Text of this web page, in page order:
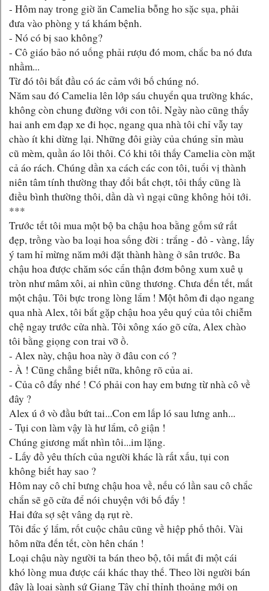
- Hôm nay trong giờ ăn Camelia bỗng ho sặc sụa, phải
đưa vào phòng y tá khám bệnh.
- Nó có bị sao không?
- Cô giáo bảo nó uống phải rượu đó mom, chắc ba nó đưa
nhầm...
Từ đó tôi bắt đầu có ác cảm với bố chúng nó.
Năm sau đó Camelia lên lớp sáu chuyển qua trường khác,
không còn chung đường với con tôi. Ngày nào cũng thấy
hai anh em đạp xe đi học, ngang qua nhà tôi chỉ vẫy tay
chào ít khi dừng lại. Những đôi giày của chúng sỉn màu
cũ mèm, quần áo lôi thôi. Có khi tôi thấy Camelia còn mặt
cả áo rách. Chúng dần xa cách các con tôi, tuổi vị thành
niên tâm tính thường thay đổi bất chợt, tôi thấy cũng là
điều bình thường thôi, dần dà vì ngại cũng không hỏi tới.
***
Trước tết tôi mua một bộ ba chậu hoa bằng gốm sứ rất
đẹp, trồng vào ba loại hoa sống đời : trắng - đỏ - vàng, lấy
ý tam hỉ mừng năm mới đặt thành hàng ở sân trước. Ba
chậu hoa được chăm sóc cẩn thận đơm bông xum xuê ụ
tròn như mâm xôi, ai nhìn cũng thương. Chưa đến tết, mất
một chậu. Tôi bực trong lòng lắm ! Một hôm đi dạo ngang
qua nhà Alex, tôi bắt gặp chậu hoa yêu quý của tôi chiễm
chệ ngay trước cửa nhà. Tôi xông xáo gõ cửa, Alex chào
tôi bằng giọng con trai vỡ ồ.
- Alex này, chậu hoa này ở đâu con có ?
- À ! Cũng chẳng biết nữa, không rõ của ai.
- Của cô đấy nhé ! Có phải con hay em bưng từ nhà cô về
đây ?
Alex ú ớ vò đầu bứt tai...Con em lấp ló sau lưng anh...
- Tụi con làm vậy là hư lắm, cô giận !
Chúng giương mắt nhìn tôi...im lặng.
- Lấy đồ yêu thích của người khác là rất xấu, tụi con
không biết hay sao ?
Hôm nay cô chỉ bưng chậu hoa về, nếu có lần sau cô chắc
chắn sẽ gõ cửa để nói chuyện với bố đấy !
Hai đứa sợ sệt vâng dạ rụt rè.
Tôi đắc ý lắm, rốt cuộc châu cũng về hiệp phố thôi. Vài
hôm nữa đến tết, còn hên chán !
Loại chậu này người ta bán theo bộ, tôi mất đi một cái
khó lòng mua được cái khác thay thế. Theo lời người bán
đây là loại sành sứ Giang Tây chỉ thỉnh thoảng mới on